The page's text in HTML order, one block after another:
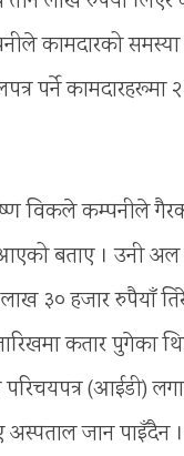
कामदारको समस्या
पर्ने कामदारहरूमा
विकले कम्पनीले
बताए । उनी अल
३० हजार रुपैयाँ
कतार पुगेका
(आईडी)
अस्पताल जान पाइँदैन